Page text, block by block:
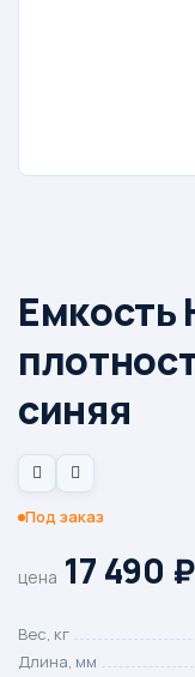
Емкость
синяя
Под заказ
цена 17 490 ₽
Вес, кг
Длина, мм